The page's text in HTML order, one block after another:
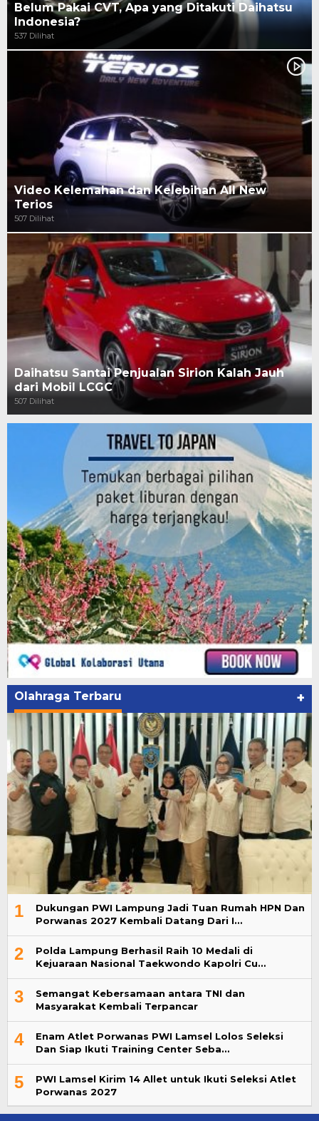
Belum Pakai CVT, Apa yang Ditakuti Daihatsu
Indonesia?
537 Dilihat
Video Kelemahan dan Kelebihan All New
Terios
507 Dilihat
Daihatsu Santai Penjualan Sirion Kalah Jauh
dari Mobil LCGC
507 Dilihat
Olahraga Terbaru +
1
Dukungan PWI Lampung Jadi Tuan Rumah HPN Dan
Porwanas 2027 Kembali Datang Dari I…
2
Polda Lampung Berhasil Raih 10 Medali di
Kejuaraan Nasional Taekwondo Kapolri Cu…
3
Semangat Kebersamaan antara TNI dan
Masyarakat Kembali Terpancar
4
Enam Atlet Porwanas PWI Lamsel Lolos Seleksi
Dan Siap Ikuti Training Center Seba…
5
PWI Lamsel Kirim 14 Allet untuk Ikuti Seleksi Atlet
Porwanas 2027